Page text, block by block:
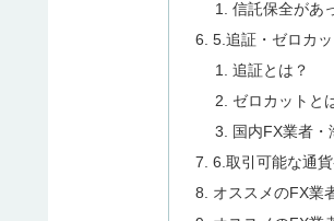
信託保全があ
5.追証・ゼロカ
追証とは？
ゼロカットと
国内FX業者・
6.取引可能な通
オススメのFX業